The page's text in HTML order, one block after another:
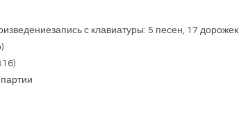
с клавиатуры: 5 песен, 17 дорожек